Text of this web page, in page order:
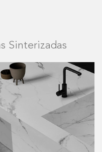
Sinterizadas